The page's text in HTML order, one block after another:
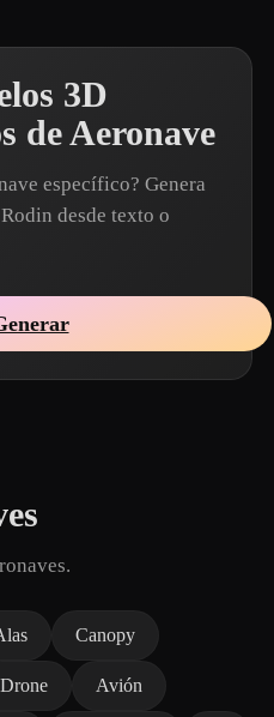
3D
de Aeronave
específico? Genera
desde texto o
Canopy
Drone Avión